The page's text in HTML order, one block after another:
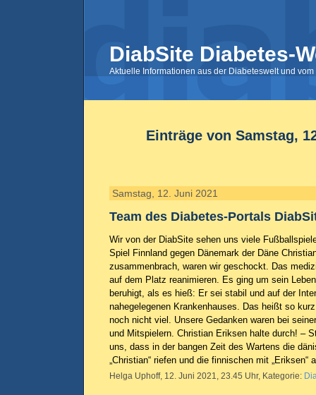
DiabSite Diabetes-
Aktuelle Informationen aus der Diabeteswelt und
Einträge von Samstag,
Samstag, 12. Juni 2021
Team des Diabetes-Portals
Wir von der DiabSite sehen uns viele
Spiel Finnland gegen Dänemark der Däne
zusammenbrach, waren wir geschockt. Das
auf dem Platz reanimieren. Es ging um sein
beruhigt, als es hieß: Er sei stabil und auf der
nahegelegenen Krankenhauses. Das heißt so
noch nicht viel. Unsere Gedanken waren bei
und Mitspielern. Christian Eriksen halte durch! –
uns, dass in der bangen Zeit des Wartens die
„Christian“ riefen und die finnischen mit „Eriksen“
Helga Uphoff, 12. Juni 2021, 23.45 Uhr, Kategorie: